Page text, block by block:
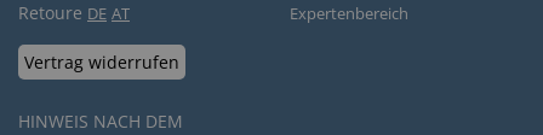
Retoure DE AT
Vertrag widerrufen
HINWEIS NACH DEM
Expertenbereich